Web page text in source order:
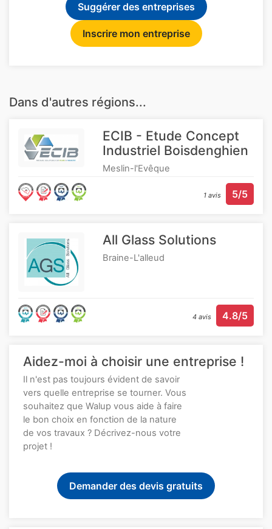
Suggérer des entreprises
Inscrire mon entreprise
Dans d'autres régions...
ECIB - Etude Concept
Industriel Boisdenghien
Meslin-l'Evêque
1 avis 5/5
All Glass Solutions
Braine-L'alleud
4 avis 4.8/5
Aidez-moi à choisir une entreprise !
Il n'est pas toujours évident de savoir
vers quelle entreprise se tourner. Vous
souhaitez que Walup vous aide à faire
le bon choix en fonction de la nature
de vos travaux ? Décrivez-nous votre
projet !
Demander des devis gratuits